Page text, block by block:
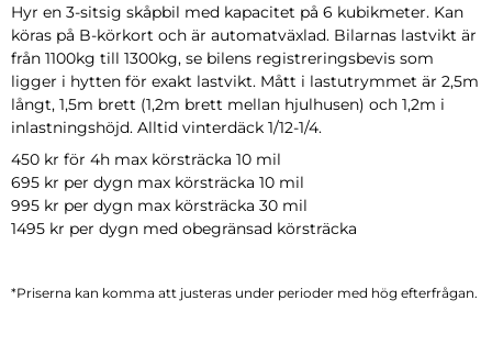
Hyr en 3-sitsig skåpbil med kapacitet på 6 kubikmeter. Kan
köras på B-körkort och är automatväxlad. Bilarnas lastvikt är
från 1100kg till 1300kg, se bilens registreringsbevis som
ligger i hytten för exakt lastvikt. Mått i lastutrymmet är 2,5m
långt, 1,5m brett (1,2m brett mellan hjulhusen) och 1,2m i
inlastningshöjd. Alltid vinterdäck 1/12-1/4.
450 kr för 4h max körsträcka 10 mil
695 kr per dygn max körsträcka 10 mil
995 kr per dygn max körsträcka 30 mil
1495 kr per dygn med obegränsad körsträcka
*Priserna kan komma att justeras under perioder med hög efterfrågan.